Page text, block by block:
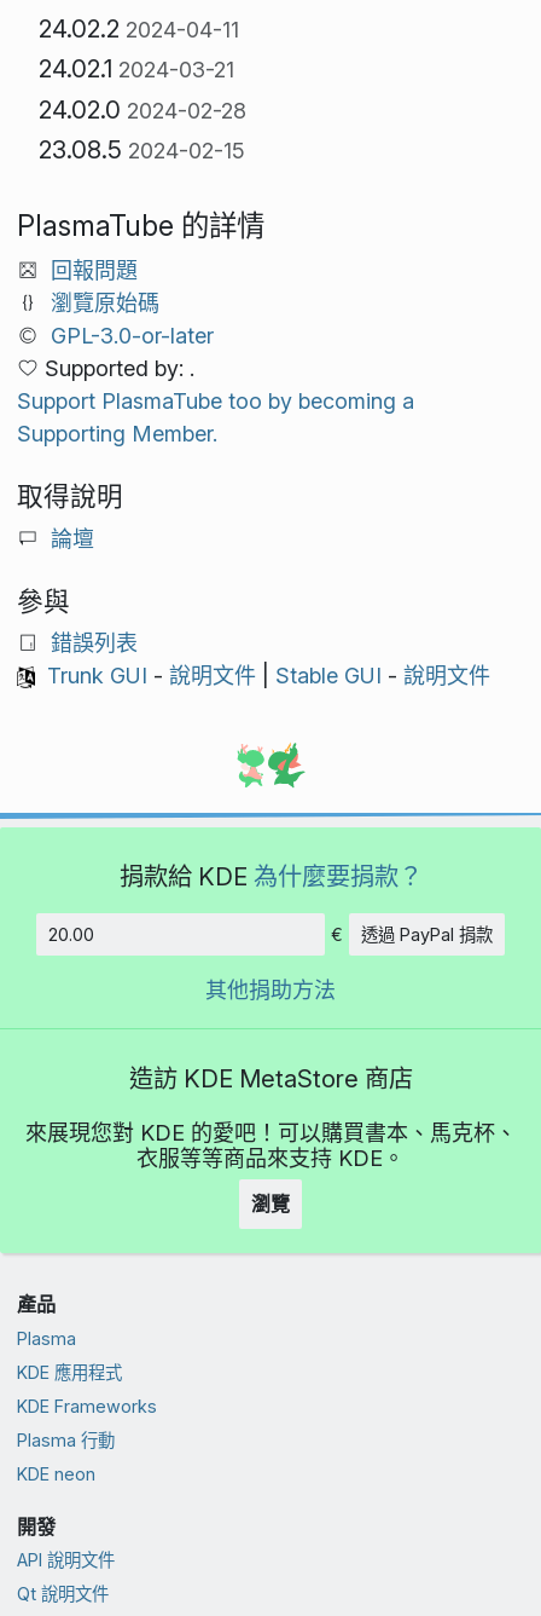
24.02.2 2024-04-11
24.02.1 2024-03-21
24.02.0 2024-02-28
23.08.5 2024-02-15
PlasmaTube 的詳情
回報問題
瀏覽原始碼
GPL-3.0-or-later
Supported by: .
Support PlasmaTube too by becoming a
Supporting Member.
取得說明
論壇
參與
錯誤列表
Trunk GUI - 說明文件| Stable GUI - 說明文件
捐款給 KDE 為什麼要捐款？
€ 透過 PayPal 捐款
其他捐助方法
造訪 KDE MetaStore 商店
來展現您對 KDE 的愛吧！可以購買書本、馬克杯、
衣服等等商品來支持 KDE。
瀏覽
產品
Plasma
KDE 應用程式
KDE Frameworks
Plasma 行動
KDE neon
開發
API 說明文件
Qt 說明文件